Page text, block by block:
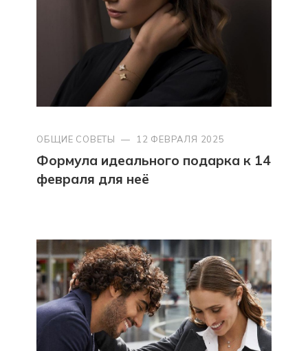
ОБЩИЕ СОВЕТЫ — 12 ФЕВРАЛЯ 2025
Формула идеального подарка к 14
февраля для неё